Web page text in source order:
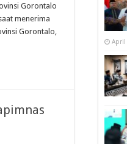
Gorontalo
menerima
Gorontalo,
April